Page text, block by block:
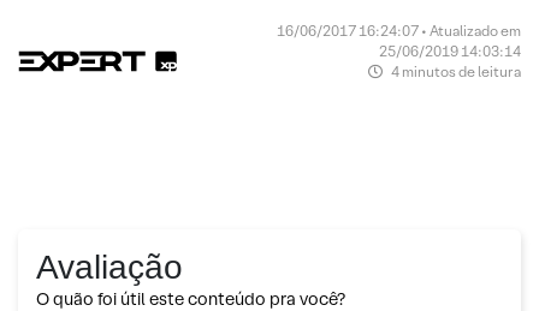
16/06/2017 16:24:07 • Atualizado em
25/06/2019 14:03:14
4 minutos de leitura
Avaliação
O quão foi útil este conteúdo pra você?